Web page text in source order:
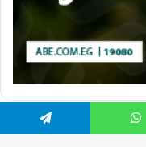
تيلقرام